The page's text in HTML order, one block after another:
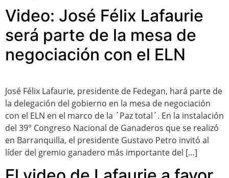
Video: José Félix Lafaurie
será parte de la mesa de
negociación con el ELN
José Félix Lafaurie, presidente de Fedegan, hará parte de
la delegación del gobierno en la mesa de negociación
con el ELN en el marco de la ´Paz total´. En la instalación
del 39° Congreso Nacional de Ganaderos que se realizó
en Barranquilla, el presidente Gustavo Petro invitó al
líder del gremio ganadero más importante del […]